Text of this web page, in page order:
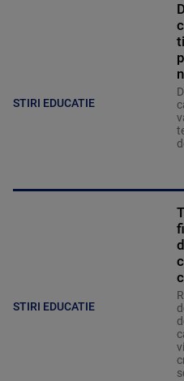
STIRI EDUCATIE
STIRI EDUCATIE